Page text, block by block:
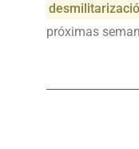
próximas